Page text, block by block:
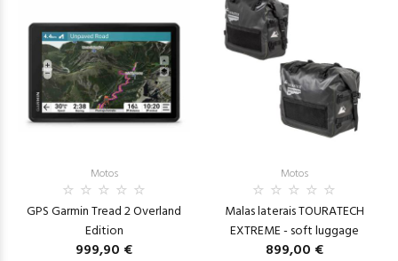
Motos
GPS Garmin Tread 2 Overland
Edition
999,90 €
Motos
Malas laterais TOURATECH
EXTREME - soft luggage
899,00 €